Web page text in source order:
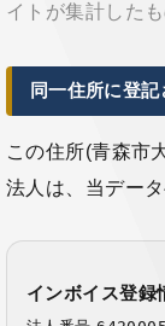
イトが集計したも
同一住所に登
この住所(青森市
法人は、当デー
インボイス登録